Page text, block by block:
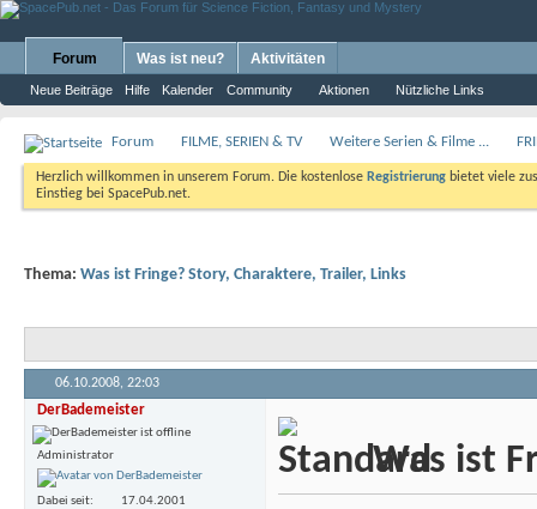
Forum
Neue Beiträge Hilfe Kalender Community Aktionen Nützliche Links
Was ist neu? Aktivitäten
Forum FILME, SERIEN & TV Weitere Serien & Filme ...
Herzlich willkommen in unserem Forum. Die kostenlose Registrierung bietet viele
Einstieg bei SpacePub.net.
Thema: Was ist Fringe? Story, Charaktere, Trailer, Links
06.10.2008, 22:03
DerBademeister
Administrator
Dabei seit
17.04.2001
Was ist